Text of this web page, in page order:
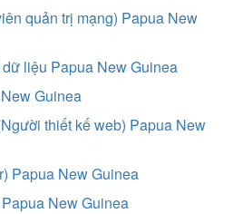
quản trị mạng) Papua New
liệu Papua New Guinea
Guinea
thiết kế web) Papua New
Papua New Guinea
New Guinea